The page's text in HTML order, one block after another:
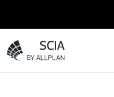
Zur Startseite gehen
Search